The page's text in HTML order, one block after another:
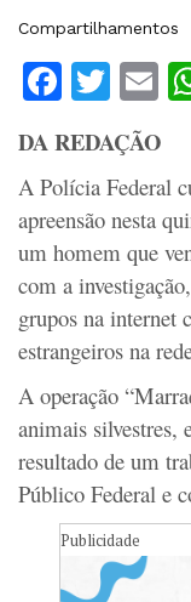
Compartilhamentos
DA REDAÇÃO
A Polícia Federal
apreensão nesta
um homem que
com a
grupos na internet
estrangeiros na
A operação
animais silvestres,
resultado de um
Público Federal e
Publicidade